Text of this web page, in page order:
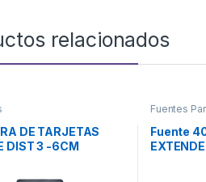
relacionados
DE TARJETAS
DIST 3 -6CM
Fuentes
Fuente